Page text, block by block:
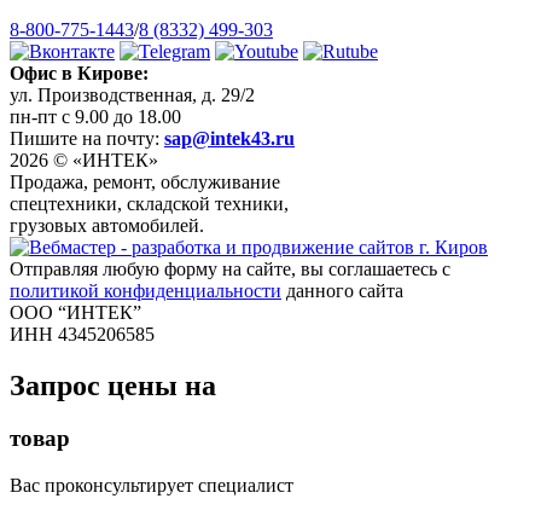
8-800-775-1443/8 (8332) 499-303
Офис в Кирове:
ул. Производственная, д. 29/2
пн-пт с 9.00 до 18.00
Пишите на почту: sap@intek43.ru
2026 © «ИНТЕК»
Продажа, ремонт, обслуживание
спецтехники, складской техники,
грузовых автомобилей.
Отправляя любую форму на сайте, вы соглашаетесь с
политикой конфиденциальности данного сайта
ООО “ИНТЕК”
ИНН 4345206585
Запрос цены на
товар
Вас проконсультирует специалист